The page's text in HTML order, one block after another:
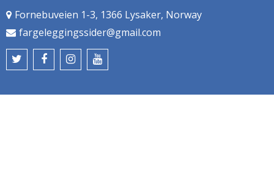
Fornebuveien 1-3, 1366 Lysaker, Norway
fargeleggingssider@gmail.com